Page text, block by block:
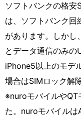
ソフトバンクの格安
は、ソフトバンク回
があります。しか
とデータ通信のみ
iPhone5以上のモデ
場合はSIMロック解
※nuroモバイルやQT
た。nuroモバイルは